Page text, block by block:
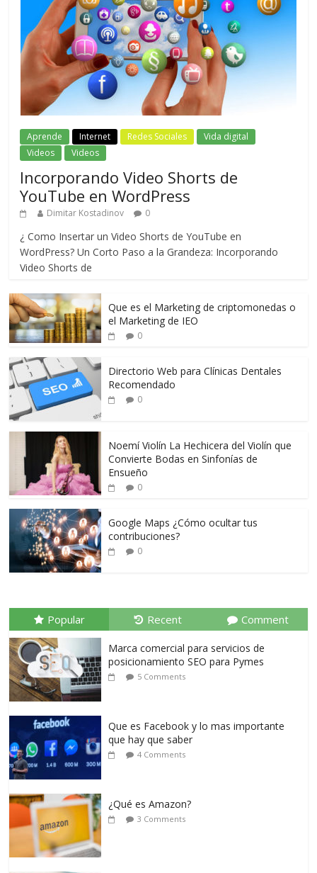
Aprende Internet Redes Sociales
Vida digital
Videos
Videos
Incorporando Video Shorts de
YouTube en WordPress
Dimitar Kostadinov 0
¿ Como Insertar un Video Shorts de YouTube en
WordPress? Un Corto Paso a la Grandeza: Incorporando
Video Shorts de
Que es el Marketing de criptomonedas o
el Marketing de IEO
0
Directorio Web para Clínicas Dentales
Recomendado
0
Noemí Violín La Hechicera del Violín que
Convierte Bodas en Sinfonías de
Ensueño
0
Google Maps ¿Cómo ocultar tus
contribuciones?
0
Popular Recent Comment
Marca comercial para servicios de
posicionamiento SEO para Pymes
5 Comments
Que es Facebook y lo mas importante
que hay que saber
4 Comments
¿Qué es Amazon?
3 Comments